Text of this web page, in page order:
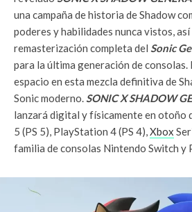
una campaña de historia de Shadow
poderes y habilidades nunca vistos, así
remasterización completa del Sonic
para la última generación de
espacio en esta mezcla definitiva de
Sonic moderno. SONIC X SHADOW
lanzará digital y físicamente en otoño
5 (PS 5), PlayStation 4 (PS 4), Xbox
familia de consolas Nintendo Switch y